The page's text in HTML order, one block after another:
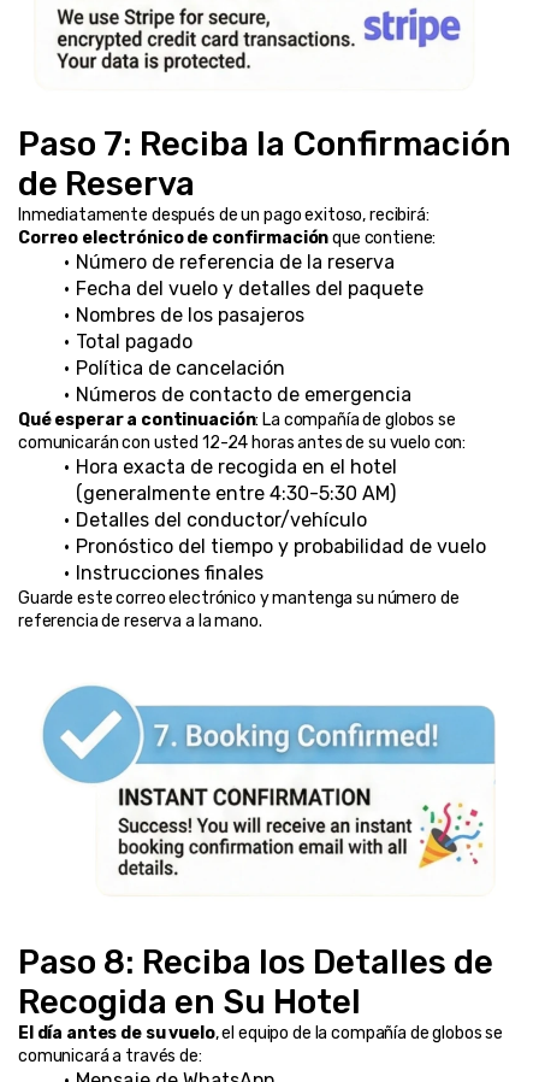
Paso 7: Reciba la Confirmación
de Reserva
Inmediatamente después de un pago exitoso, recibirá:
Correo electrónico de confirmación que contiene:
Número de referencia de la reserva
Fecha del vuelo y detalles del paquete
Nombres de los pasajeros
Total pagado
Política de cancelación
Números de contacto de emergencia
Qué esperar a continuación: La compañía de globos se
comunicarán con usted 12-24 horas antes de su vuelo con:
Hora exacta de recogida en el hotel
(generalmente entre 4:30-5:30 AM)
Detalles del conductor/vehículo
Pronóstico del tiempo y probabilidad de vuelo
Instrucciones finales
Guarde este correo electrónico y mantenga su número de
referencia de reserva a la mano.
Paso 8: Reciba los Detalles de
Recogida en Su Hotel
El día antes de su vuelo, el equipo de la compañía de globos se
comunicará a través de: